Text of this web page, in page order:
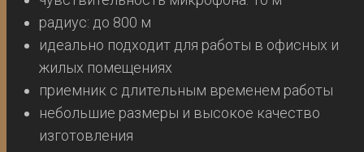
радиус: до 800 м
идеально подходит для работы в офисных и
жилых помещениях
приемник с длительным временем работы
небольшие размеры и высокое качество
изготовления